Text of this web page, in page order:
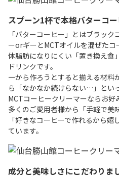
スプーン1杯で本格バターコ
「バターコーヒー」とはブラッ
ーorギーとMCTオイルを混ぜたコ
体脂肪になりにくい「置き換え食
ドリンクです。
一から作ろうとすると揃える材料
ら「なかなか続けらない…」とい
MCTコーヒークリーマーならお好
多くのご愛用者様から「手軽で美
「好きなコーヒーで作れるから
ています。
成分と美味しさにこだわりま